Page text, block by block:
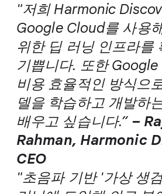
"저희 Harmonic
Google Cloud를 사용
위한 딥 러닝 인프라를
기쁩니다. 또한
비용 효율적인 방식으
델을 학습하고 개발하
배우고 싶습니다.” –
Rahman, Harmonic
CEO
"초음파 기반 '가상 생